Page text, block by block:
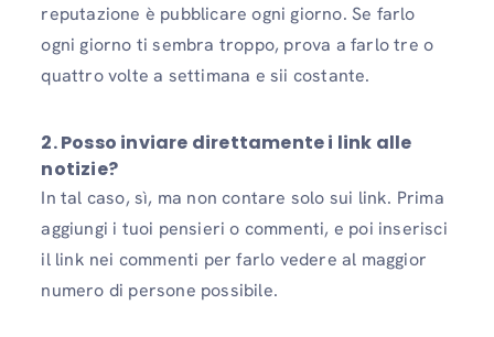
reputazione è pubblicare ogni giorno. Se farlo
ogni giorno ti sembra troppo, prova a farlo tre o
quattro volte a settimana e sii costante.
2. Posso inviare direttamente i link alle
notizie?
In tal caso, sì, ma non contare solo sui link. Prima
aggiungi i tuoi pensieri o commenti, e poi inserisci
il link nei commenti per farlo vedere al maggior
numero di persone possibile.